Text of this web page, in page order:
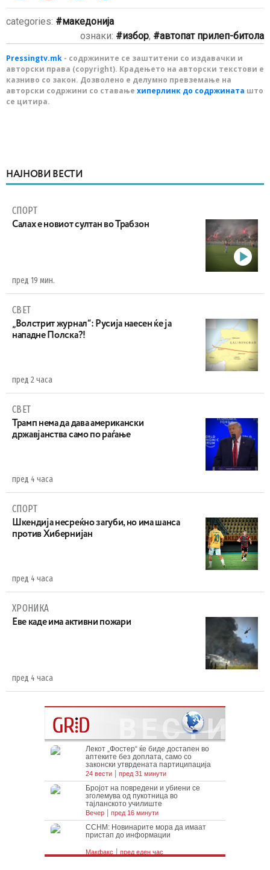
categories:
македонија
ознаки:
избор, автопат прилеп-битола
Pressingtv.mk - содржините се заштитени со издавачки и
авторски права (copyright). Крадењето на авторски текстови е
казниво со закон. Дозволено е делумно превземање на
авторски содржини со ставање хиперлинк до содржината што
се цитира.
НАЈНОВИ ВЕСТИ
СПОРТ
Салах е новиот султан во Трабзон
пред 19 мин.
СВЕТ
„Волстрит журнал“: Русија наесен ќе ја
нападне Полска?!
пред 2 часа
СВЕТ
Трамп нема да дава американски
државјанства само по раѓање
пред 4 часа
СПОРТ
Шкендија несреќно загуби, но има шанса
против Хибернијан
пред 4 часа
ХРОНИКА
Eве каде има активни пожари
пред 4 часа